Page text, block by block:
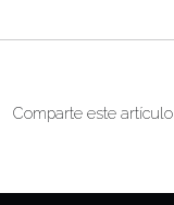
Comparte este artículo